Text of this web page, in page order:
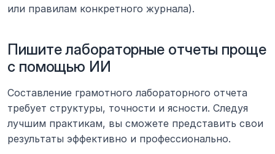
или правилам конкретного журнала).
Пишите лабораторные отчеты проще
с помощью ИИ
Составление грамотного лабораторного отчета
требует структуры, точности и ясности. Следуя
лучшим практикам, вы сможете представить свои
результаты эффективно и профессионально.